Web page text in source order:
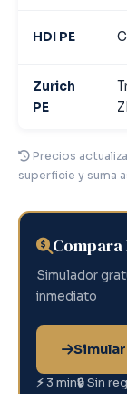
HDI PE
Zurich
PE
Precios
superficie y suma
Simulador
inmediato
⚡ 3 min🔒Sin